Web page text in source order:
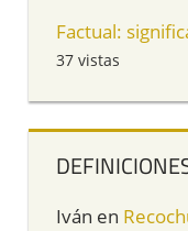
Factual:
37 vistas
Iván en